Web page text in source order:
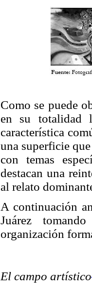
Como se puede
en su totalidad
característica
una superficie
con temas
destacan una
al relato
A continuación
Juárez
organización
El campo artístico